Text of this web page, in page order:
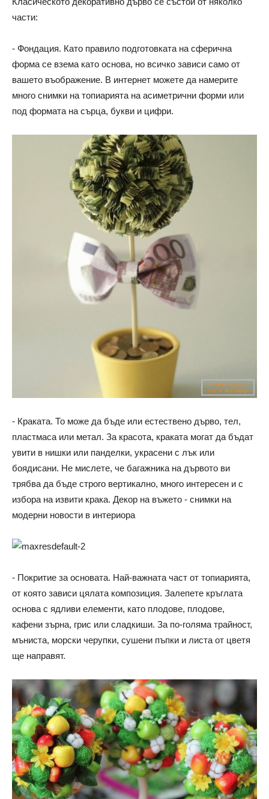
части:
- Фондация. Като правило подготовката на сферична
форма се взема като основа, но всичко зависи само от
вашето въображение. В интернет можете да намерите
много снимки на топиарията на асиметрични форми или
под формата на сърца, букви и цифри.
- Краката. То може да бъде или естествено дърво, тел,
пластмаса или метал. За красота, краката могат да бъдат
увити в нишки или панделки, украсени с лък или
боядисани. Не мислете, че багажника на дървото ви
трябва да бъде строго вертикално, много интересен и с
избора на извити крака. Декор на въжето - снимки на
модерни новости в интериора
- Покритие за основата. Най-важната част от топиарията,
от която зависи цялата композиция. Залепете кръглата
основа с ядливи елементи, като плодове, плодове,
кафени зърна, грис или сладкиши. За по-голяма трайност,
мъниста, морски черупки, сушени пъпки и листа от цветя
ще направят.